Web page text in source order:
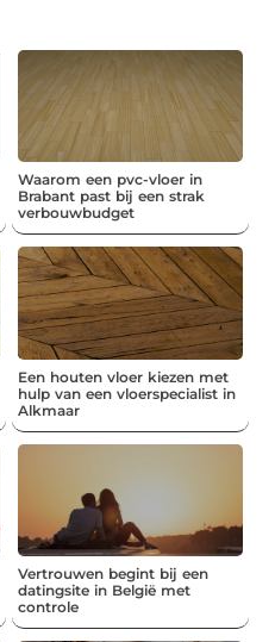
Waarom een pvc-vloer in
Brabant past bij een strak
verbouwbudget
Een houten vloer kiezen met
hulp van een vloerspecialist in
Alkmaar
Vertrouwen begint bij een
datingsite in België met
controle